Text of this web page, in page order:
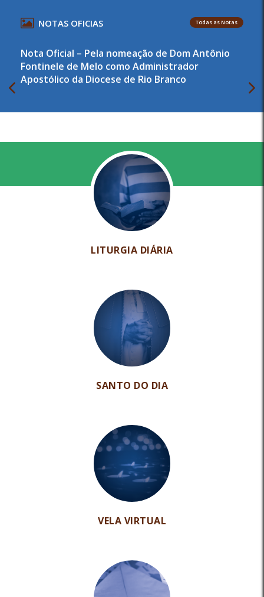
NOTAS OFICIAS Todas as Notas
Nota Oficial – Pela nomeação de Dom Antônio
Fontinele de Melo como Administrador
Apostólico da Diocese de Rio Branco
LITURGIA DIÁRIA
SANTO DO DIA
VELA VIRTUAL